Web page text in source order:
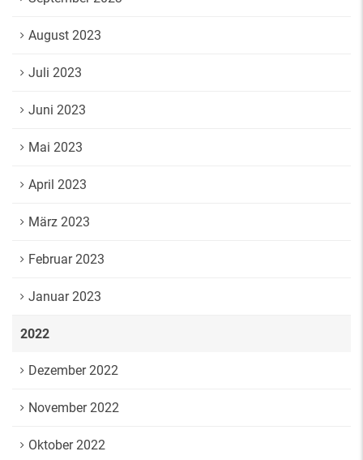
August 2023
Juli 2023
Juni 2023
Mai 2023
April 2023
März 2023
Februar 2023
Januar 2023
2022
Dezember 2022
November 2022
Oktober 2022